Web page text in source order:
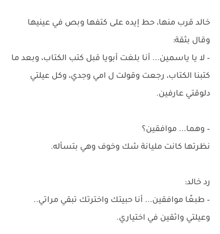
خالد قرب منها، حط إيده على كتفها وبص في عينيها
وقال بثقة:
– لا يا ياسمين... أنا بلغت أبويا قبل كتب الكتاب، وبعد ما
كتبنا الكتاب، رجعت وقولت ل امي وجدي، وكل عيلتي
دلوقتي عارفين.
– وهما... موافقين؟
نظرتها كانت مليانة شك وخوف وهي بتسأله.
رد خالد:
– طبعًا موافقين... أنا حبيتك واخترتك تبقي مراتي..
وعيلتي واثقين في اختياري.